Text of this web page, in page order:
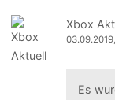
Xbox
Es